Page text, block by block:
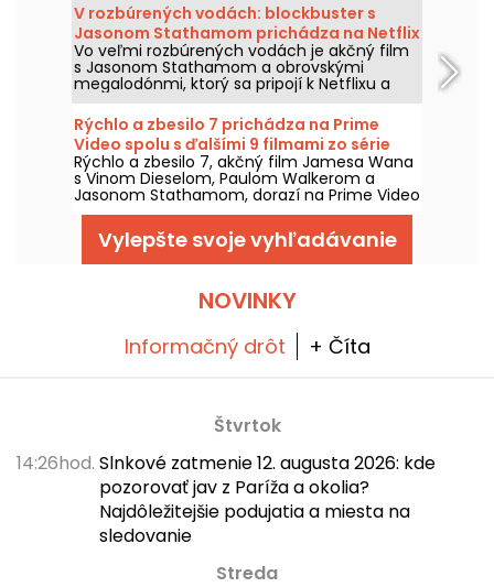
V rozbúrených vodách: blockbuster s
Jasonom Stathamom prichádza na Netflix
a HBO Max
Vo veľmi rozbúrených vodách je akčný film
s Jasonom Stathamom a obrovskými
megalodónmi, ktorý sa pripojí k Netflixu a
HBO Max dňa 2. augusta 2026.
Rýchlo a zbesilo 7 prichádza na Prime
Video spolu s ďalšími 9 filmami zo série
Rýchlo a zbesilo 7, akčný film Jamesa Wana
s Vinom Dieselom, Paulom Walkerom a
Jasonom Stathamom, dorazí na Prime Video
1. augusta 2026 spolu s viacerými dielmi
Vylepšte svoje vyhľadávanie
NOVINKY
Informačný drôt + Číta
Štvrtok
14:26hod. Slnkové zatmenie 12. augusta 2026: kde
pozorovať jav z Paríža a okolia?
Najdôležitejšie podujatia a miesta na
sledovanie
Streda